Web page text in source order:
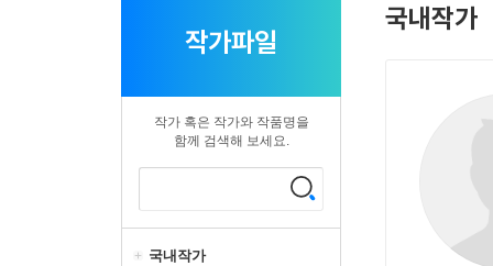
작가파일
작가 혹은 작가와 작품명을
함께 검색해 보세요.
국내작가
국내작가